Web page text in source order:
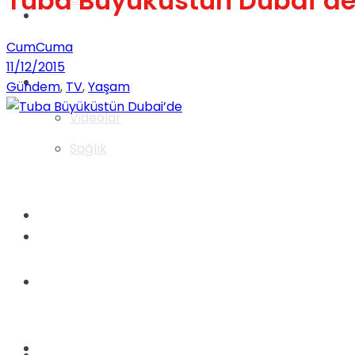
Videolar
Gündem
Yaşam
Sağlık
CumCuma
11/12/2015
Gündem, TV,Yaşam